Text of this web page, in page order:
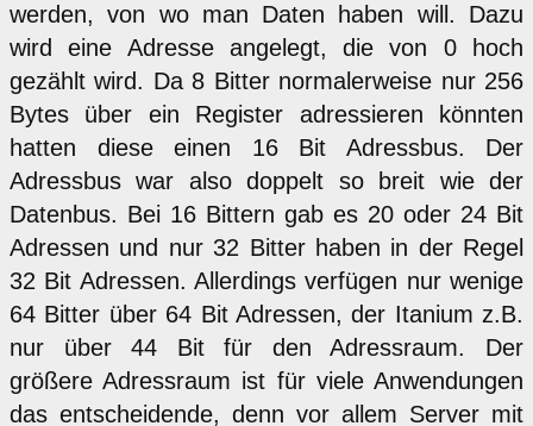
werden, von wo man Daten haben will. Dazu
wird eine Adresse angelegt, die von 0 hoch
gezählt wird. Da 8 Bitter normalerweise nur 256
Bytes über ein Register adressieren könnten
hatten diese einen 16 Bit Adressbus. Der
Adressbus war also doppelt so breit wie der
Datenbus. Bei 16 Bittern gab es 20 oder 24 Bit
Adressen und nur 32 Bitter haben in der Regel
32 Bit Adressen. Allerdings verfügen nur wenige
64 Bitter über 64 Bit Adressen, der Itanium z.B.
nur über 44 Bit für den Adressraum. Der
größere Adressraum ist für viele Anwendungen
das entscheidende, denn vor allem Server mit